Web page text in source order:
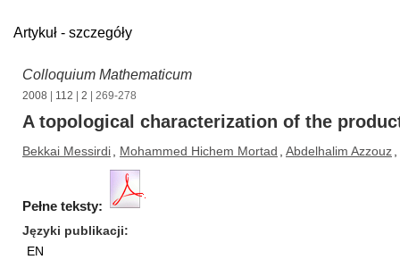
Artykuł - szczegóły
Colloquium Mathematicum
2008 112 2 | 269-278
A topological characterization of the
Bekkai Messirdi Mohammed Hichem Mortad Abdelhalim Azzouz
Pełne teksty:
Języki publikacji
EN